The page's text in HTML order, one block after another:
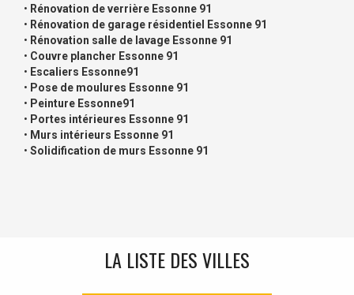
• Rénovation de verrière Essonne 91
• Rénovation de garage résidentiel Essonne 91
• Rénovation salle de lavage Essonne 91
• Couvre plancher Essonne 91
• Escaliers Essonne91
• Pose de moulures Essonne 91
• Peinture Essonne91
• Portes intérieures Essonne 91
• Murs intérieurs Essonne 91
• Solidification de murs Essonne 91
LA LISTE DES VILLES